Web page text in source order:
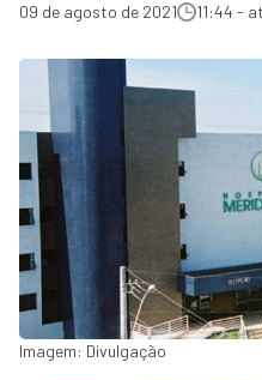
09 de agosto de 2021 11:44 -
Imagem: Divulgação